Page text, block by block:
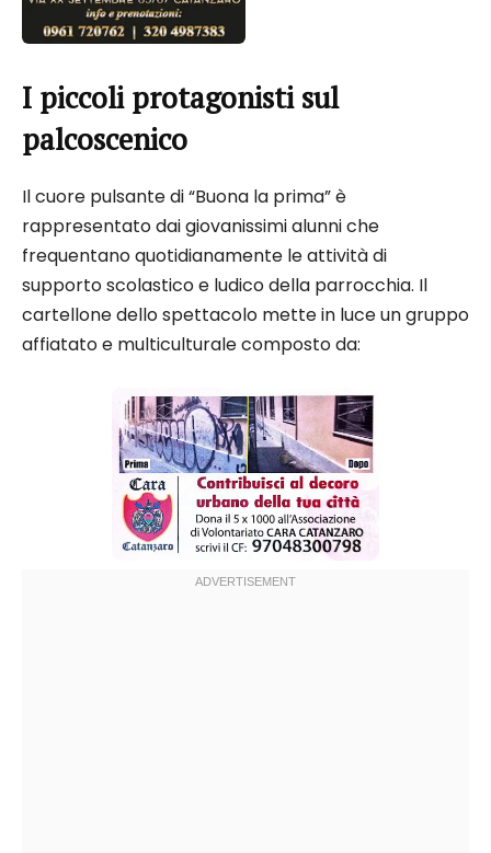
I piccoli protagonisti sul
palcoscenico
Il cuore pulsante di “Buona la prima” è
rappresentato dai giovanissimi alunni che
frequentano quotidianamente le attività di
supporto scolastico e ludico della parrocchia. Il
cartellone dello spettacolo mette in luce un gruppo
affiatato e multiculturale composto da: